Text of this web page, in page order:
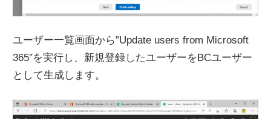
ユーザー一覧画面から”Update users from Microsoft
365″を実行し、新規登録したユーザーをBCユーザー
として生成します。